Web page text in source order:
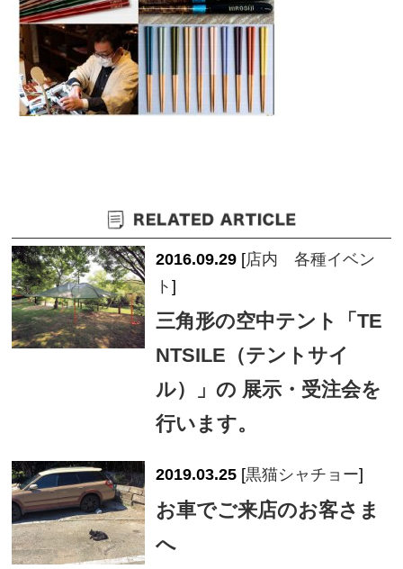
2016.09.29 [店内 各種イベン
ト]
三角形の空中テント「TE
NTSILE（テントサイ
ル）」の 展示・受注会を
行います。
2019.03.25 [黒猫シャチョー]
お車でご来店のお客さま
へ